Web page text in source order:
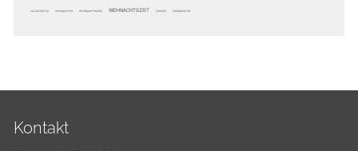
VALENTINSTAG WEIHNACHTEN WEIHNACHTSMENÜ WEIHNACHTSZEIT ZIMMER ÜBERNACHTEN
Kontakt